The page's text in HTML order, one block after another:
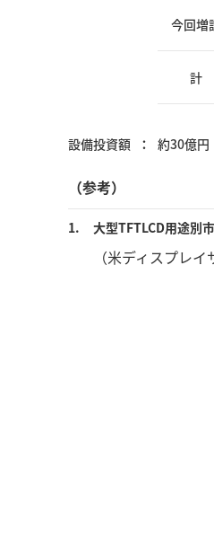
今回増
計
設備投資額 約30億円
（参考）
1. 大型TFTLCD用途別
（米ディスプレイ